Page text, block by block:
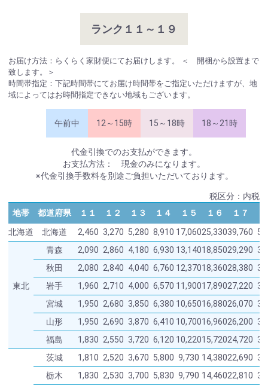
ランク１１～１９
お届け方法：らくらく家財便にてお届けします。 ＜ 開梱から設置まで
致します。＞
時間帯指定：下記時間帯にてお届け時間帯をご指定いただけますが、地
域によってはお時間指定できない地域もございます。
午前中 12～15時 15～18時 18～21時
代金引換でのお支払ができます。
お支払方法： 現金のみになります。
※代金引換手数料を別途ご負担いただいております。
税区分：内税
地帯
都道府県 １１ １２ １３ １４ １５ １６ １７
北海道
北海道 2,460 3,270 5,280 8,910 17,06025,33039,760
青森
2,090 2,860 4,180 6,930 13,14018,85029,290
秋田
2,080 2,840 4,040 6,760 12,37018,36028,380
東北
岩手 1,960 2,710 4,000 6,570 11,90017,89027,220
宮城
1,950 2,680 3,850 6,380 10,65016,88026,070
山形
1,950 2,690 3,870 6,410 10,70016,96026,200
福島
1,830 2,550 3,720 6,120 10,22015,72024,720
茨城
1,810 2,520 3,670 5,800 9,730 14,38022,690
栃木
1,830 2,530 3,700 5,830 9,790 14,46022,810